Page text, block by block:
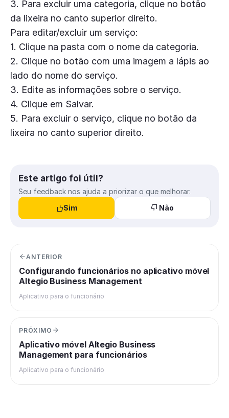
3. Para excluir uma categoria, clique no botão
da lixeira no canto superior direito.
Para editar/excluir um serviço:
1. Clique na pasta com o nome da categoria.
2. Clique no botão com uma imagem a lápis ao
lado do nome do serviço.
3. Edite as informações sobre o serviço.
4. Clique em Salvar.
5. Para excluir o serviço, clique no botão da
lixeira no canto superior direito.
Este artigo foi útil?
Seu feedback nos ajuda a priorizar o que melhorar.
Sim
Não
ANTERIOR
Configurando funcionários no aplicativo móvel
Altegio Business Management
Aplicativo para o funcionário
PRÓXIMO
Aplicativo móvel Altegio Business
Management para funcionários
Aplicativo para o funcionário